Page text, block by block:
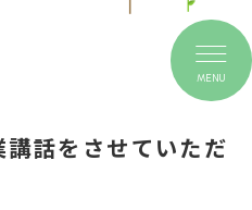
MENU
話をさせていただ